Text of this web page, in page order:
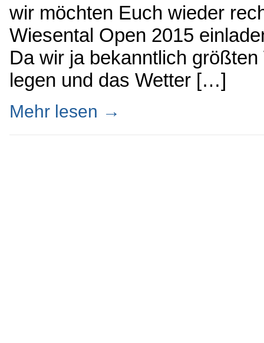
wir möchten Euch wieder
Wiesental Open 2015
Da wir ja bekanntlich
legen und das Wetter […]
Mehr lesen →